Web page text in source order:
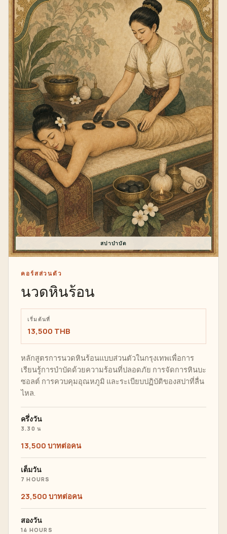
สปาบำบัด
คอร์สส่วนตัว
นวดหินร้อน
เริ่มต้นที่
13,500 THB
หลักสูตรการนวดหินร้อนแบบส่วนตัวในกรุงเทพเพื่อการ
เรียนรู้การบำบัดด้วยความร้อนที่ปลอดภัย การจัดการหินบะ
ซอลต์ การควบคุมอุณหภูมิ และระเบียบปฏิบัติของสปาที่ลื่น
ไหล.
ครึ่งวัน
3.30 น
13,500 บาทต่อคน
เต็มวัน
7 HOURS
23,500 บาทต่อคน
สองวัน
14 HOURS